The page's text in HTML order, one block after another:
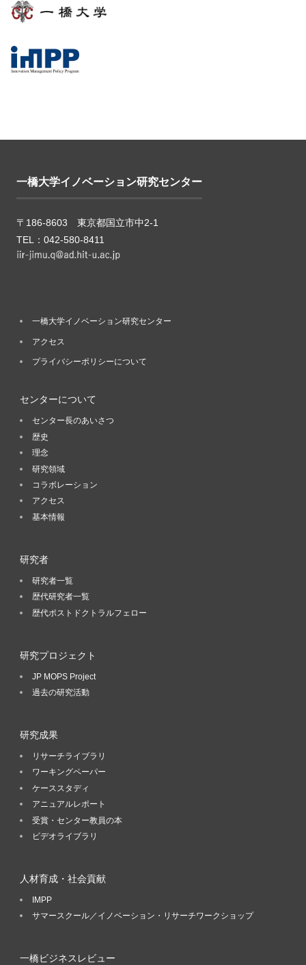
一橋大学イノベーション研究センター
〒186-8603 東京都国立市中2-1
TEL：042-580-8411
一橋大学イノベーション研究センター
アクセス
プライバシーポリシーについて
センターについて
センター長のあいさつ
歴史
理念
研究領域
コラボレーション
アクセス
基本情報
研究者
研究者一覧
歴代研究者一覧
歴代ポストドクトラルフェロー
研究プロジェクト
JP MOPS Project
過去の研究活動
研究成果
リサーチライブラリ
ワーキングペーパー
ケーススタディ
アニュアルレポート
受賞・センター教員の本
ビデオライブラリ
人材育成・社会貢献
IMPP
サマースクール／イノベーション・リサーチワークショップ
一橋ビジネスレビュー